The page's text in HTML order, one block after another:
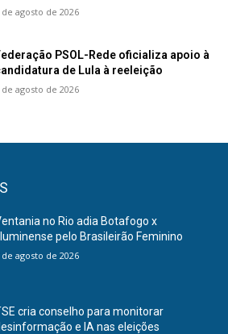
de agosto de 2026
PSOL-Rede oficializa apoio à
de Lula à reeleição
de agosto de 2026
no Rio adia Botafogo x
pelo Brasileirão Feminino
de agosto de 2026
cria conselho para monitorar
e IA nas eleições